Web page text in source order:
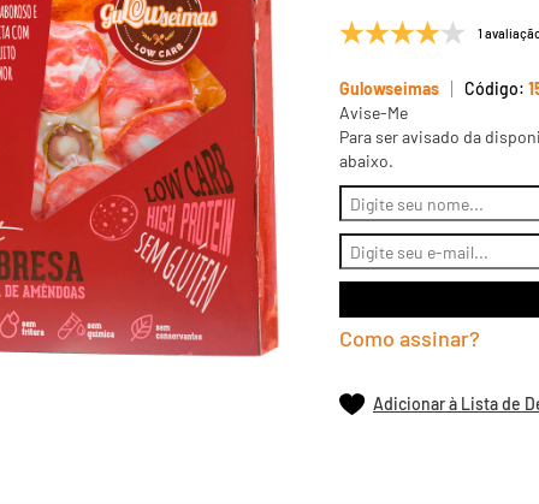
1
Gulowseimas
Avise-Me
Para ser avisado da
abaixo.
Como assinar?
Adicionar à Lista de